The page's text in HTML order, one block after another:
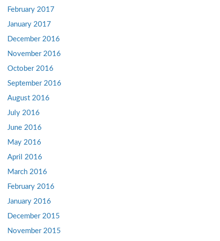
February 2017
January 2017
December 2016
November 2016
October 2016
September 2016
August 2016
July 2016
June 2016
May 2016
April 2016
March 2016
February 2016
January 2016
December 2015
November 2015